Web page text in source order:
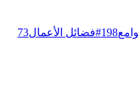
198
#فضائل الأعمال73